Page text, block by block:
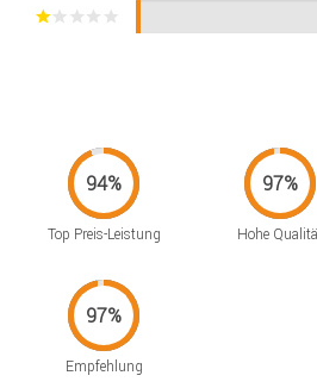
Top Preis-Leistung Hohe
Empfehlung